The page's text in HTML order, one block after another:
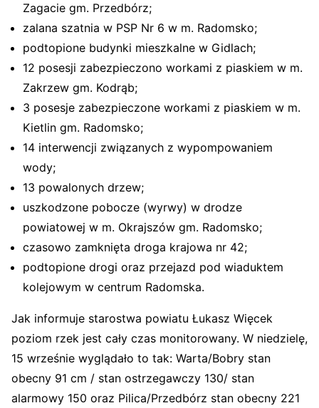
Zagacie gm. Przedbórz;
zalana szatnia w PSP Nr 6 w m. Radomsko;
podtopione budynki mieszkalne w Gidlach;
12 posesji zabezpieczono workami z piaskiem w m.
Zakrzew gm. Kodrąb;
3 posesje zabezpieczone workami z piaskiem w m.
Kietlin gm. Radomsko;
14 interwencji związanych z wypompowaniem
wody;
13 powalonych drzew;
uszkodzone pobocze (wyrwy) w drodze
powiatowej w m. Okrajszów gm. Radomsko;
czasowo zamknięta droga krajowa nr 42;
podtopione drogi oraz przejazd pod wiaduktem
kolejowym w centrum Radomska.
Jak informuje starostwa powiatu Łukasz Więcek
poziom rzek jest cały czas monitorowany. W niedzielę,
15 wrześnie wyglądało to tak: Warta/Bobry stan
obecny 91 cm / stan ostrzegawczy 130/ stan
alarmowy 150 oraz Pilica/Przedbórz stan obecny 221